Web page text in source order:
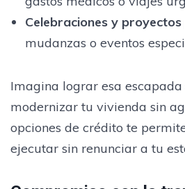
Celebraciones y proyectos
mudanzas o eventos
Imagina lograr esa
modernizar tu vivienda sin
opciones de crédito te
ejecutar sin renunciar a tu